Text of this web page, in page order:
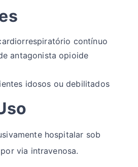
contínuo
antagonista opioide
idosos ou debilitados
hospitalar sob
via intravenosa.